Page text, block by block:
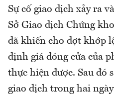
Sự cố giao dịch xảy ra
Sở Giao dịch Chứng
đã khiến cho đợt khớp
định giá đóng cửa của
thực hiện được. Sau đó
giao dịch trong hai